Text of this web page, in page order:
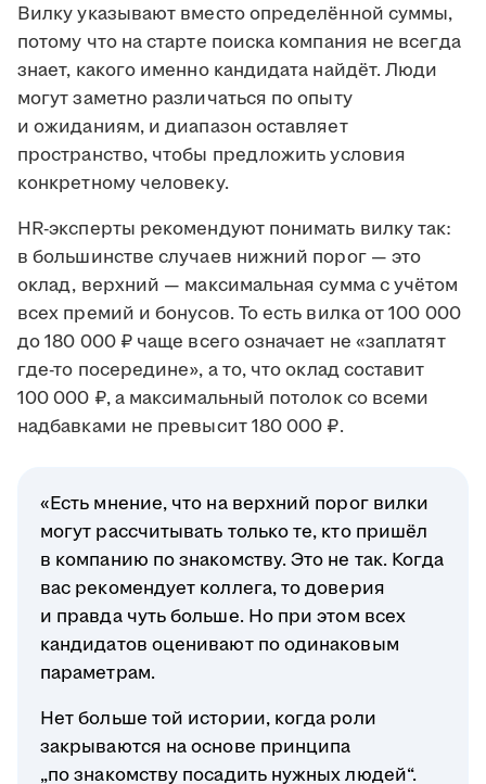
Вилку указывают вместо определённой суммы,
потому что на старте поиска компания не всегда
знает, какого именно кандидата найдёт. Люди
могут заметно различаться по опыту
и ожиданиям, и диапазон оставляет
пространство, чтобы предложить условия
конкретному человеку.
HR-эксперты рекомендуют понимать вилку так:
в большинстве случаев нижний порог — это
оклад, верхний — максимальная сумма с учётом
всех премий и бонусов. То есть вилка от 100 000
до 180 000 ₽ чаще всего означает не «заплатят
где-то посередине», а то, что оклад составит
100 000 ₽, а максимальный потолок со всеми
надбавками не превысит 180 000 ₽.
«Есть мнение, что на верхний порог вилки
могут рассчитывать только те, кто пришёл
в компанию по знакомству. Это не так. Когда
вас рекомендует коллега, то доверия
и правда чуть больше. Но при этом всех
кандидатов оценивают по одинаковым
параметрам.
Нет больше той истории, когда роли
закрываются на основе принципа
„по знакомству посадить нужных людей“.